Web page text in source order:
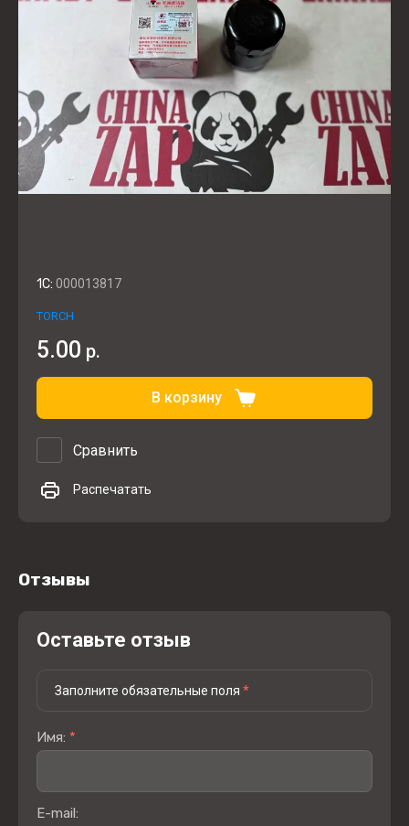
1C: 000013817
TORCH
5.00 р.
В корзину
Сравнить
Распечатать
Отзывы
Оставьте отзыв
Заполните обязательные поля *
Имя: *
E-mail: